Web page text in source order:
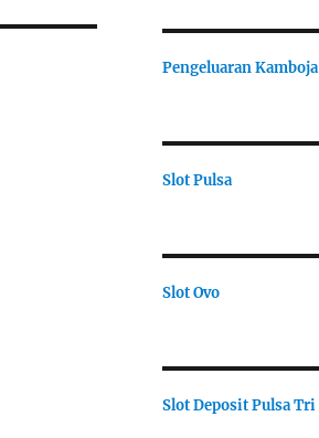
Pengeluaran Kamboja
Slot Pulsa
Slot Ovo
Slot Deposit Pulsa Tri